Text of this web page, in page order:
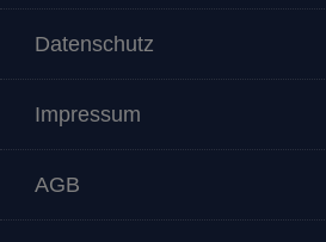
Datenschutz
Impressum
AGB